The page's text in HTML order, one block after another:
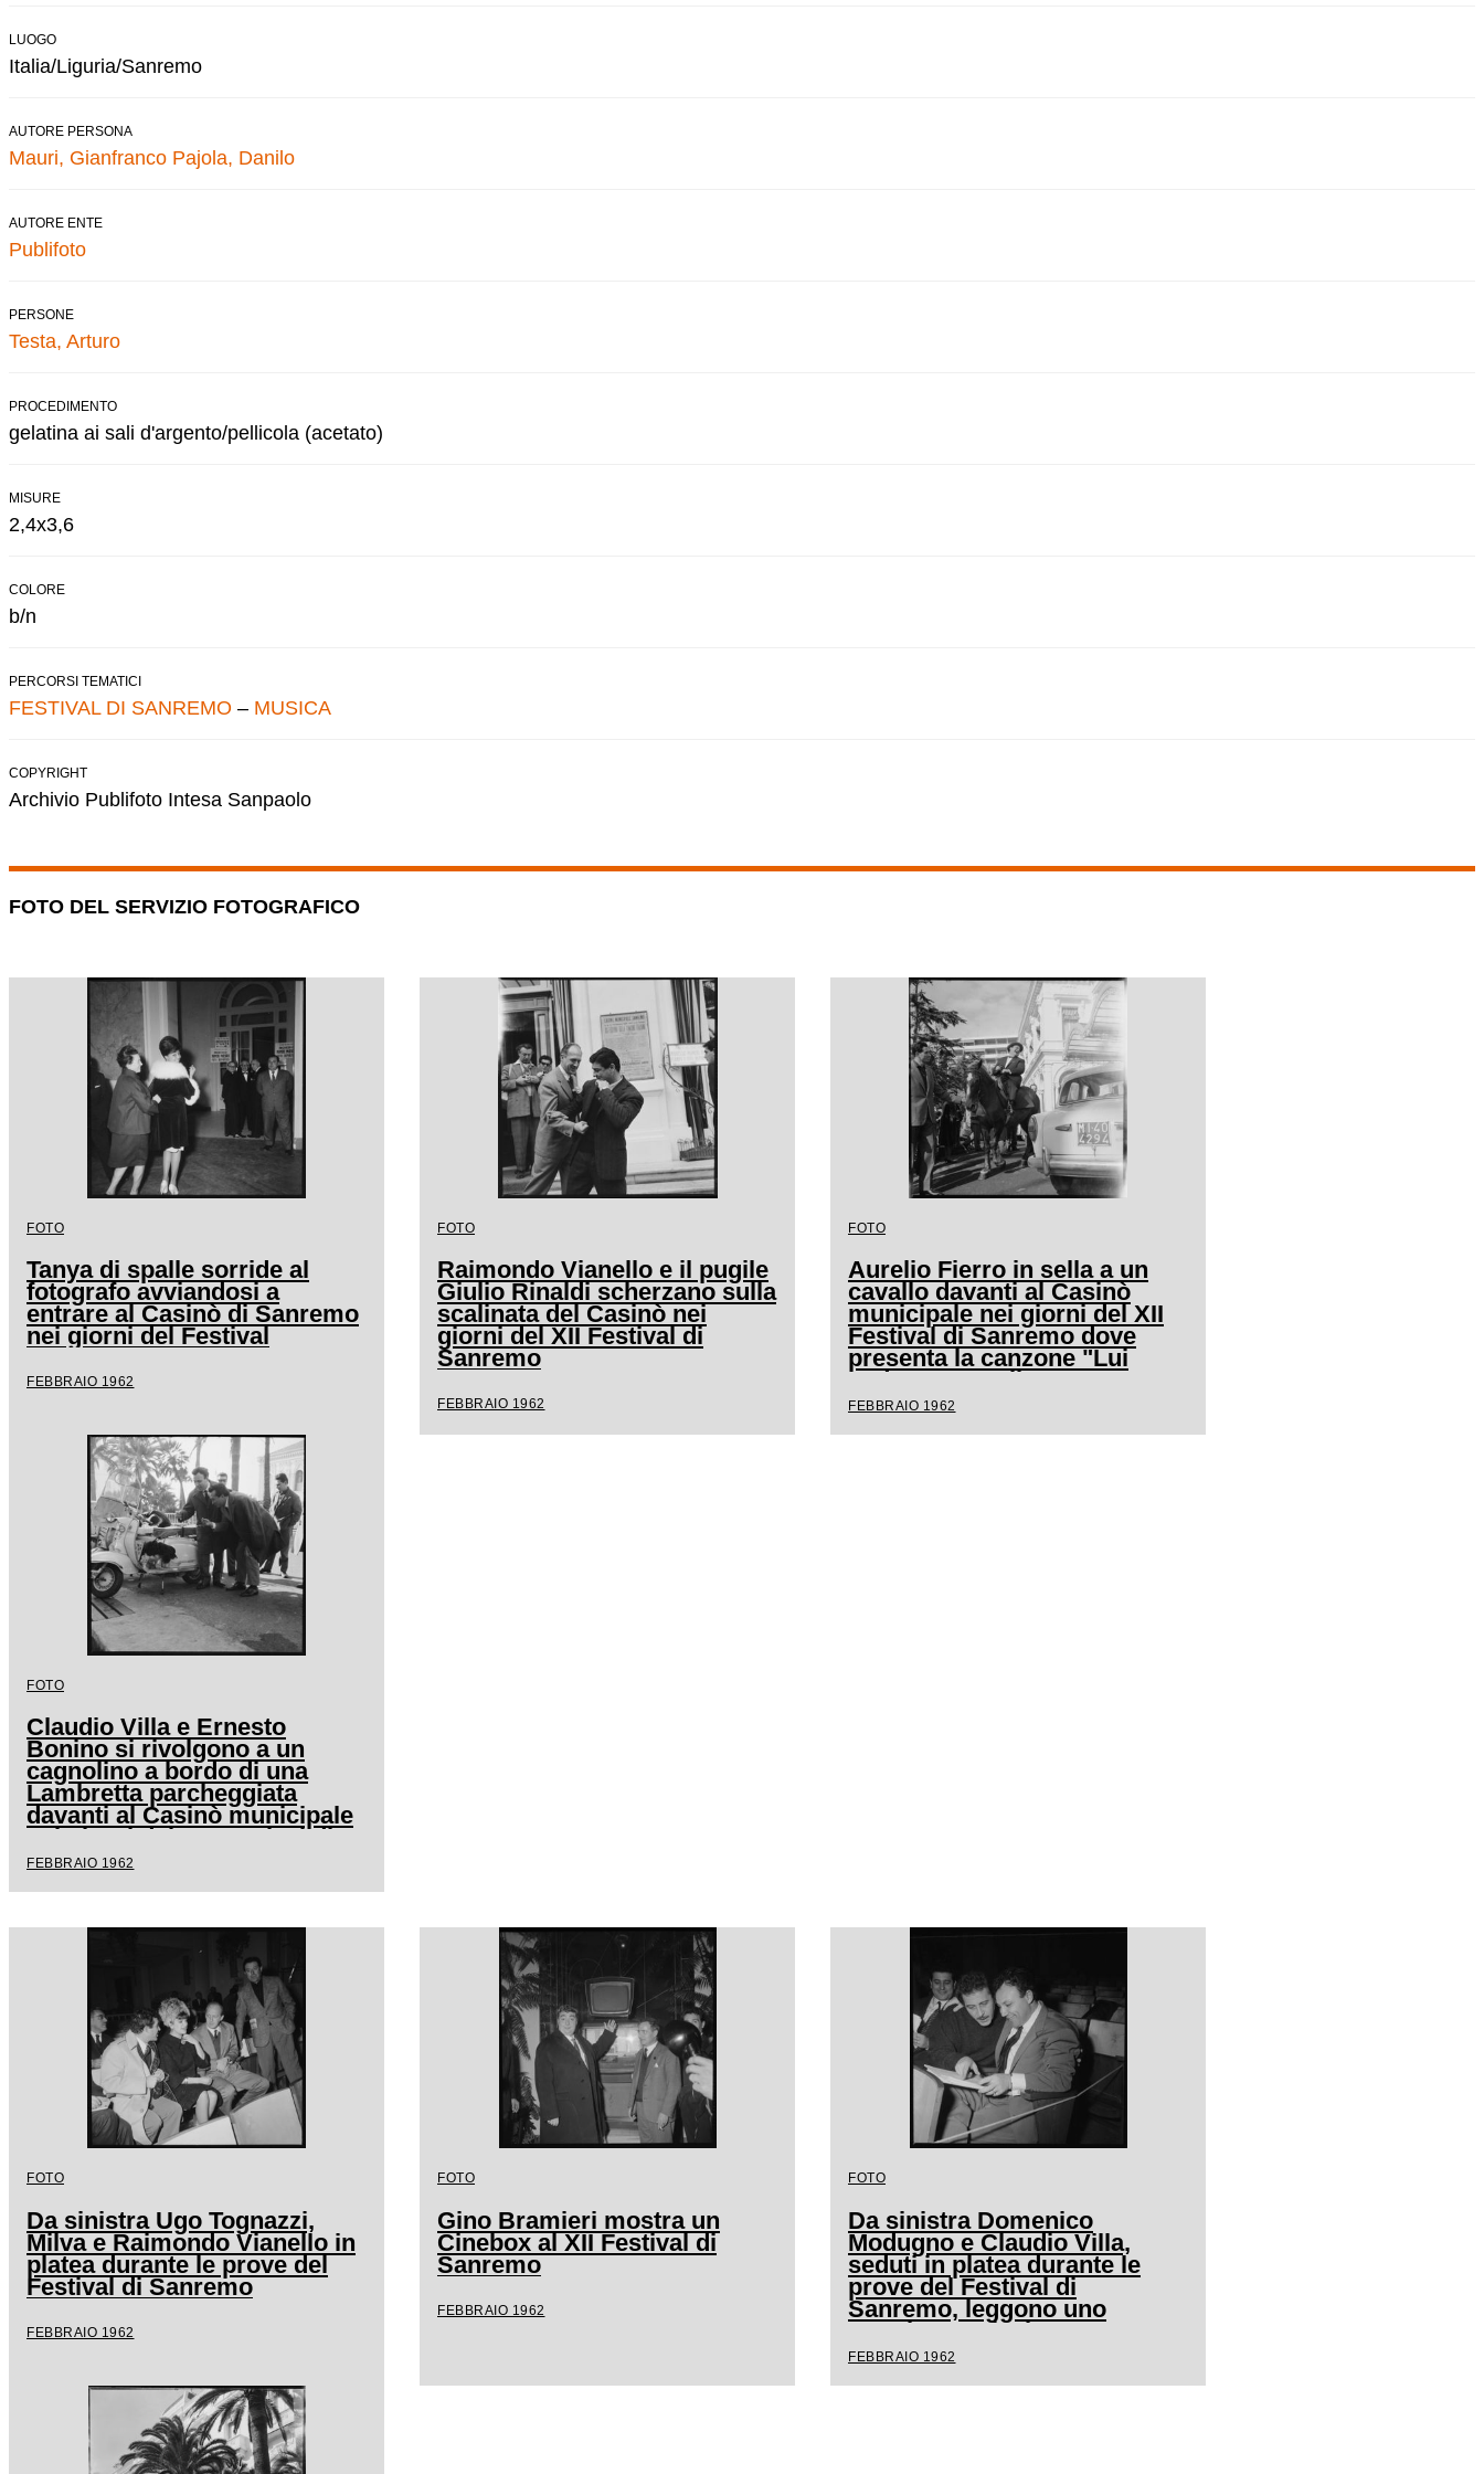
LUOGO
Italia/Liguria/Sanremo
AUTORE PERSONA
Mauri, Gianfranco Pajola, Danilo
AUTORE ENTE
Publifoto
PERSONE
Testa, Arturo
PROCEDIMENTO
gelatina ai sali d'argento/pellicola (acetato)
MISURE
2,4x3,6
COLORE
b/n
PERCORSI TEMATICI
FESTIVAL DI SANREMO – MUSICA
COPYRIGHT
Archivio Publifoto Intesa Sanpaolo
FOTO DEL SERVIZIO FOTOGRAFICO
FOTO
Tanya di spalle sorride al
fotografo avviandosi a
entrare al Casinò di Sanremo
nei giorni del Festival
FEBBRAIO 1962
FOTO
Raimondo Vianello e il pugile
Giulio Rinaldi scherzano sulla
scalinata del Casinò nei
giorni del XII Festival di
Sanremo
FEBBRAIO 1962
FOTO
Aurelio Fierro in sella a un
cavallo davanti al Casinò
municipale nei giorni del XII
Festival di Sanremo dove
presenta la canzone "Lui
andava a cavallo"
FEBBRAIO 1962
FOTO
Claudio Villa e Ernesto
Bonino si rivolgono a un
cagnolino a bordo di una
Lambretta parcheggiata
davanti al Casinò municipale
nei giorni del XII Festival di
Sanremo
FEBBRAIO 1962
FOTO
Da sinistra Ugo Tognazzi,
Milva e Raimondo Vianello in
platea durante le prove del
Festival di Sanremo
FEBBRAIO 1962
FOTO
Gino Bramieri mostra un
Cinebox al XII Festival di
Sanremo
FEBBRAIO 1962
FOTO
Da sinistra Domenico
Modugno e Claudio Villa,
seduti in platea durante le
prove del Festival di
Sanremo, leggono uno
spartito musicale
FEBBRAIO 1962